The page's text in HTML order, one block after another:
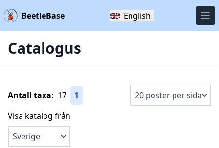
BeetleBase English
Catalogus
Antall taxa: 17
1
Visa katalog från